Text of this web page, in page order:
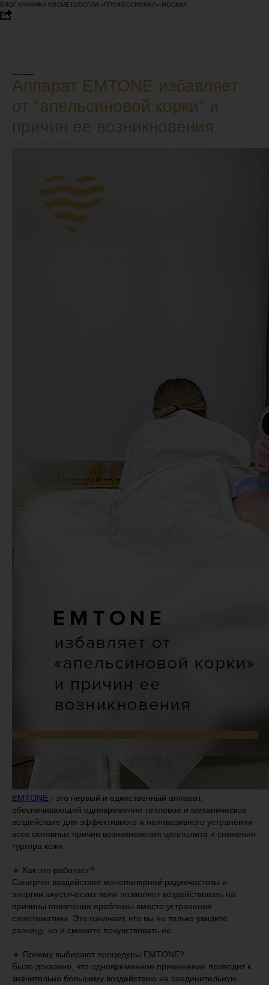
БЛОГ КЛИНИКИ КОСМЕТОЛОГИИ «ПРОФЕССИОНАЛ»-МОСКВА
Аппарат EMTONE избавляет
от "апельсиновой корки" и
причин ее возникновения
EMTONE - это первый и единственный аппарат,
обеспечивающий одновременно тепловое и механическое
воздействие для эффективного и неинвазивного устранения
всех основных причин возникновения целлюлита и снижения
тургора кожи.
🔹 Как это работает?
Синергия воздействия монополярной радиочастоты и
энергии акустических волн позволяет воздействовать на
причины появления проблемы вместо устранения
симптоматики. Это означает, что вы не только увидите
разницу, но и сможете почувствовать ее.
🔹 Почему выбирают процедуры EMTONE?
Было доказано, что одновременное применение приводит к
значительно большему воздействию на соединительную